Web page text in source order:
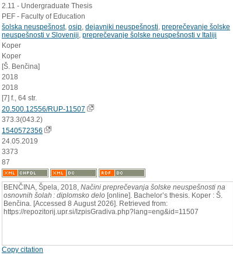
2.11 - Undergraduate Thesis
PEF - Faculty of Education
šolska neuspešnost, osip dejavniki neuspešnosti preprečevanje šolske
neuspešnosti v Sloveniji preprečevanje šolske neuspešnosti v Italiji
Koper
Koper
[Š. Benčina]
2018
2018
[7] f., 64 str.
20.500.12556/RUP-11507
373.3(043.2)
1540572356
24.05.2019
3373
87
BENČINA, Špela, 2018, Načini preprečevanja šolske neuspešnosti na
osnovnih šolah : diplomsko delo [online]. Bachelor’s thesis. Koper : Š.
Benčina. [Accessed 8 August 2026]. Retrieved from:
https://repozitorij.upr.si/IzpisGradiva.php?lang=eng&id=11507
Copy citation